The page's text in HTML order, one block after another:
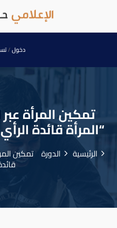
دخول/
تمكين المرأة
“المرأة قائدة
الرئيسية الدورة تمكين